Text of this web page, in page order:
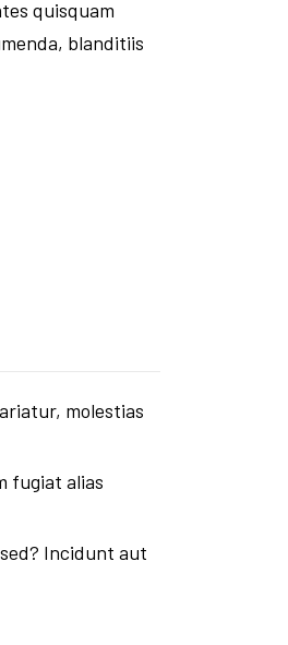
quisquam
blanditiis
molestias
fugiat alias
Incidunt aut